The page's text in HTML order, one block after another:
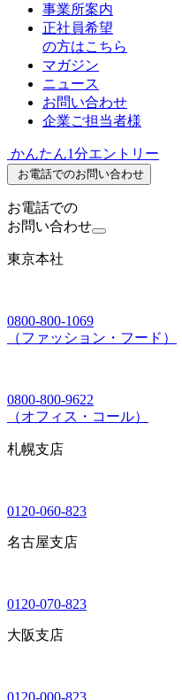
事業所案内
正社員希望
の方はこちら
マガジン
ニュース
お問い合わせ
企業ご担当者様
かんたん1分エントリー
お電話でのお問い合わせ
お電話での
お問い合わせ
東京本社
0800-800-1069
（ファッション・フード）
0800-800-9622
（オフィス・コール）
札幌支店
0120-060-823
名古屋支店
0120-070-823
大阪支店
0120-000-823